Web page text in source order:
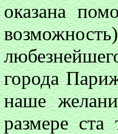
оказана
города
наше
размере